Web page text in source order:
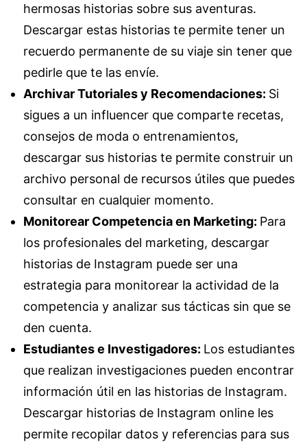
hermosas historias sobre sus aventuras.
Descargar estas historias te permite tener un
recuerdo permanente de su viaje sin tener que
pedirle que te las envíe.
Archivar Tutoriales y Recomendaciones: Si
sigues a un influencer que comparte recetas,
consejos de moda o entrenamientos,
descargar sus historias te permite construir un
archivo personal de recursos útiles que puedes
consultar en cualquier momento.
Monitorear Competencia en Marketing: Para
los profesionales del marketing, descargar
historias de Instagram puede ser una
estrategia para monitorear la actividad de la
competencia y analizar sus tácticas sin que se
den cuenta.
Estudiantes e Investigadores: Los estudiantes
que realizan investigaciones pueden encontrar
información útil en las historias de Instagram.
Descargar historias de Instagram online les
permite recopilar datos y referencias para sus